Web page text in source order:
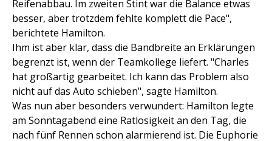
Reifenabbau. Im zweiten Stint war die Balance etwas
besser, aber trotzdem fehlte komplett die Pace",
berichtete Hamilton.
Ihm ist aber klar, dass die Bandbreite an Erklärungen
begrenzt ist, wenn der Teamkollege liefert. "Charles
hat großartig gearbeitet. Ich kann das Problem also
nicht auf das Auto schieben", sagte Hamilton.
Was nun aber besonders verwundert: Hamilton legte
am Sonntagabend eine Ratlosigkeit an den Tag, die
nach fünf Rennen schon alarmierend ist. Die Euphorie